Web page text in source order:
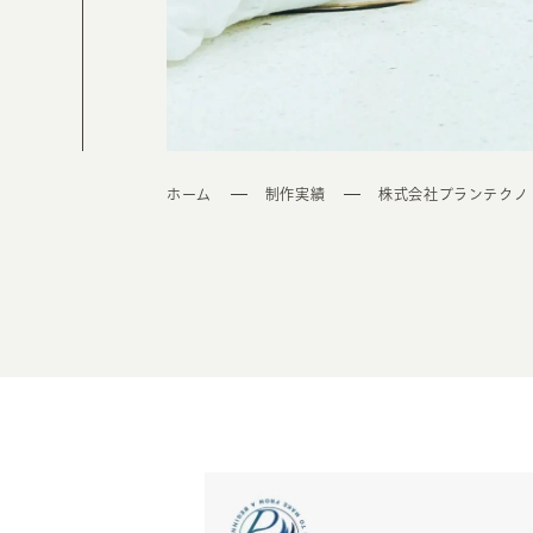
ホーム 制作実績 株式会社プランテク